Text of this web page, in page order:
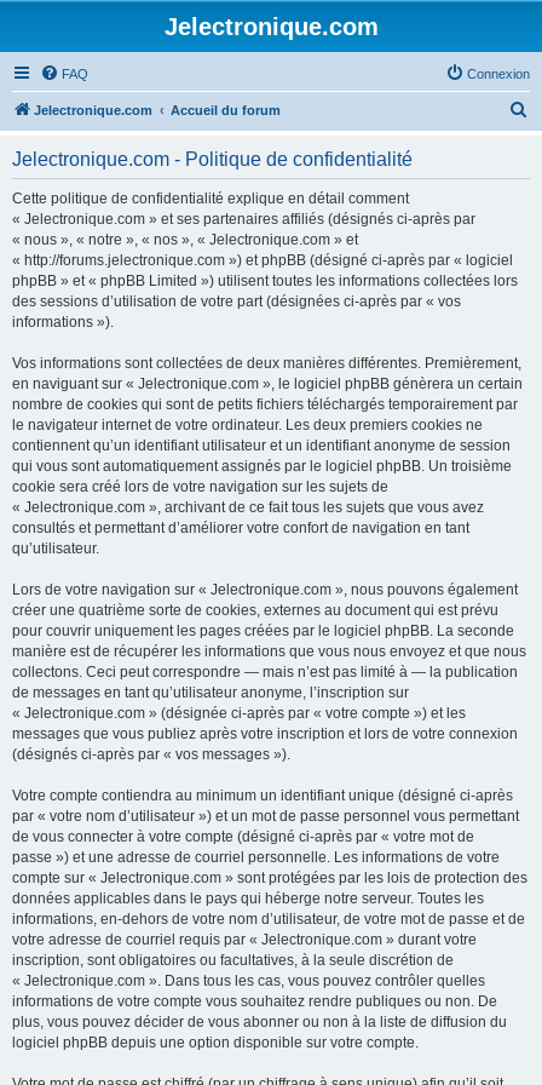
Jelectronique.com
FAQ Connexion
Jelectronique.com Accueil du forum
Jelectronique.com - Politique de confidentialité
Cette politique de confidentialité explique en détail comment
« Jelectronique.com » et ses partenaires affiliés (désignés ci-après par
« nous », « notre », « nos », « Jelectronique.com » et
« http://forums.jelectronique.com ») et phpBB (désigné ci-après par « logiciel
phpBB » et « phpBB Limited ») utilisent toutes les informations collectées lors
des sessions d’utilisation de votre part (désignées ci-après par « vos
informations »).
Vos informations sont collectées de deux manières différentes. Premièrement,
en naviguant sur « Jelectronique.com », le logiciel phpBB génèrera un certain
nombre de cookies qui sont de petits fichiers téléchargés temporairement par
le navigateur internet de votre ordinateur. Les deux premiers cookies ne
contiennent qu’un identifiant utilisateur et un identifiant anonyme de session
qui vous sont automatiquement assignés par le logiciel phpBB. Un troisième
cookie sera créé lors de votre navigation sur les sujets de
« Jelectronique.com », archivant de ce fait tous les sujets que vous avez
consultés et permettant d’améliorer votre confort de navigation en tant
qu’utilisateur.
Lors de votre navigation sur « Jelectronique.com », nous pouvons également
créer une quatrième sorte de cookies, externes au document qui est prévu
pour couvrir uniquement les pages créées par le logiciel phpBB. La seconde
manière est de récupérer les informations que vous nous envoyez et que nous
collectons. Ceci peut correspondre — mais n’est pas limité à — la publication
de messages en tant qu’utilisateur anonyme, l’inscription sur
« Jelectronique.com » (désignée ci-après par « votre compte ») et les
messages que vous publiez après votre inscription et lors de votre connexion
(désignés ci-après par « vos messages »).
Votre compte contiendra au minimum un identifiant unique (désigné ci-après
par « votre nom d’utilisateur ») et un mot de passe personnel vous permettant
de vous connecter à votre compte (désigné ci-après par « votre mot de
passe ») et une adresse de courriel personnelle. Les informations de votre
compte sur « Jelectronique.com » sont protégées par les lois de protection des
données applicables dans le pays qui héberge notre serveur. Toutes les
informations, en-dehors de votre nom d’utilisateur, de votre mot de passe et de
votre adresse de courriel requis par « Jelectronique.com » durant votre
inscription, sont obligatoires ou facultatives, à la seule discrétion de
« Jelectronique.com ». Dans tous les cas, vous pouvez contrôler quelles
informations de votre compte vous souhaitez rendre publiques ou non. De
plus, vous pouvez décider de vous abonner ou non à la liste de diffusion du
logiciel phpBB depuis une option disponible sur votre compte.